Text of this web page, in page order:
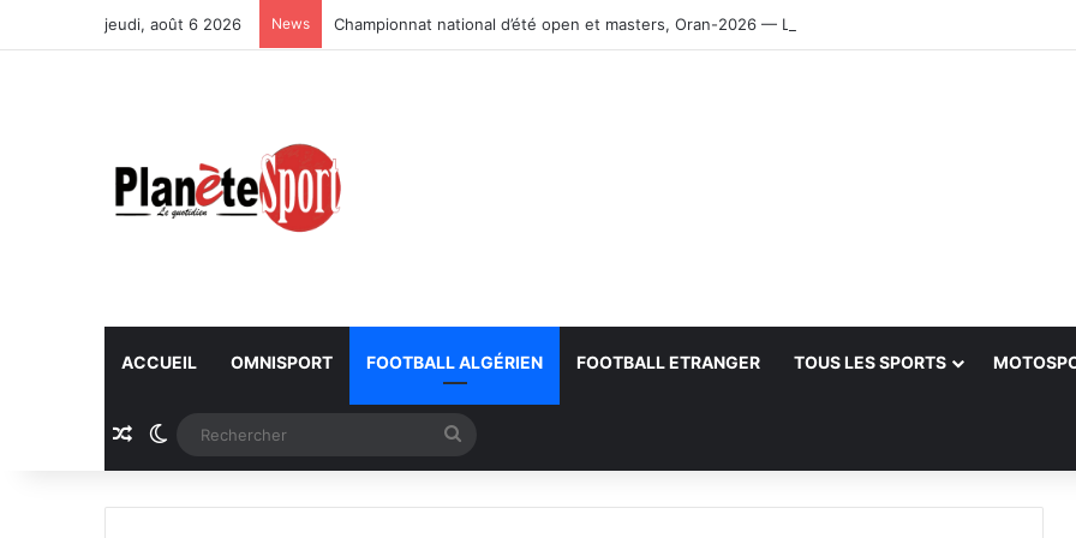
jeudi, août 6 2026 News Championnat national d’été open et masters, Oran-2026 — Le CRB s’adjuge le titre
ACCUEIL OMNISPORT FOOTBALL ALGÉRIEN FOOTBALL ETRANGER TOUS LES SPORTS
Article Aléatoire
Switch skin